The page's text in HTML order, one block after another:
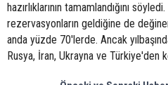
hazırlıklarının tamamlandığını
rezervasyonların geldiğine de
anda yüzde 70'lerde. Ancak
Rusya, İran, Ukrayna ve Türkiye'den